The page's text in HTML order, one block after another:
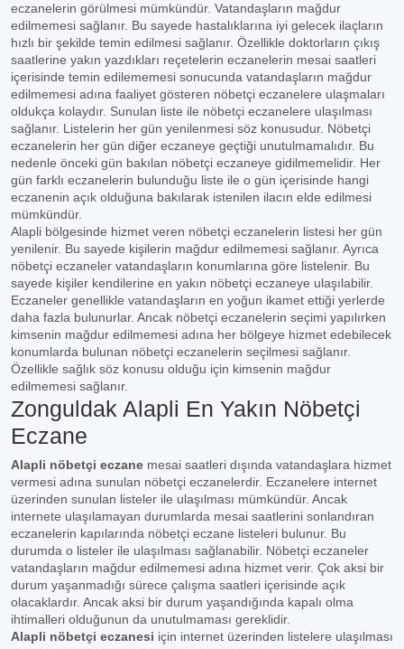
eczanelerin görülmesi mümkündür. Vatandaşların mağdur
edilmemesi sağlanır. Bu sayede hastalıklarına iyi gelecek ilaçların
hızlı bir şekilde temin edilmesi sağlanır. Özellikle doktorların çıkış
saatlerine yakın yazdıkları reçetelerin eczanelerin mesai saatleri
içerisinde temin edilememesi sonucunda vatandaşların mağdur
edilmemesi adına faaliyet gösteren nöbetçi eczanelere ulaşmaları
oldukça kolaydır. Sunulan liste ile nöbetçi eczanelere ulaşılması
sağlanır. Listelerin her gün yenilenmesi söz konusudur. Nöbetçi
eczanelerin her gün diğer eczaneye geçtiği unutulmamalıdır. Bu
nedenle önceki gün bakılan nöbetçi eczaneye gidilmemelidir. Her
gün farklı eczanelerin bulunduğu liste ile o gün içerisinde hangi
eczanenin açık olduğuna bakılarak istenilen ilacın elde edilmesi
mümkündür.
Alapli bölgesinde hizmet veren nöbetçi eczanelerin listesi her gün
yenilenir. Bu sayede kişilerin mağdur edilmemesi sağlanır. Ayrıca
nöbetçi eczaneler vatandaşların konumlarına göre listelenir. Bu
sayede kişiler kendilerine en yakın nöbetçi eczaneye ulaşılabilir.
Eczaneler genellikle vatandaşların en yoğun ikamet ettiği yerlerde
daha fazla bulunurlar. Ancak nöbetçi eczanelerin seçimi yapılırken
kimsenin mağdur edilmemesi adına her bölgeye hizmet edebilecek
konumlarda bulunan nöbetçi eczanelerin seçilmesi sağlanır.
Özellikle sağlık söz konusu olduğu için kimsenin mağdur
edilmemesi sağlanır.
Zonguldak Alapli En Yakın Nöbetçi
Eczane
Alapli nöbetçi eczane mesai saatleri dışında vatandaşlara hizmet
vermesi adına sunulan nöbetçi eczanelerdir. Eczanelere internet
üzerinden sunulan listeler ile ulaşılması mümkündür. Ancak
internete ulaşılamayan durumlarda mesai saatlerini sonlandıran
eczanelerin kapılarında nöbetçi eczane listeleri bulunur. Bu
durumda o listeler ile ulaşılması sağlanabilir. Nöbetçi eczaneler
vatandaşların mağdur edilmemesi adına hizmet verir. Çok aksi bir
durum yaşanmadığı sürece çalışma saatleri içerisinde açık
olacaklardır. Ancak aksi bir durum yaşandığında kapalı olma
ihtimalleri olduğunun da unutulmaması gereklidir.
Alapli nöbetçi eczanesi için internet üzerinden listelere ulaşılması